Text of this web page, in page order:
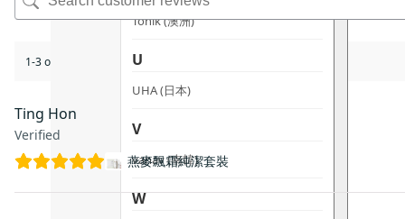
Tonik (澳洲)
U
UHA (日本)
V
vanav (南韓)
W
1-3 of 3 reviews
Ting Hon
Verified
燕麥飄霜純潔套裝